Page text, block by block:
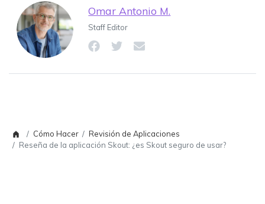
Omar Antonio M.
Staff Editor
Cómo Hacer
Revisión de Aplicaciones
Reseña de la aplicación Skout: ¿es Skout seguro de usar?